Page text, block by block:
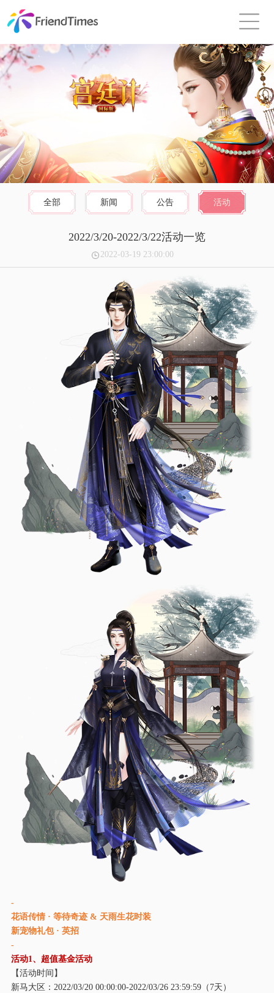
全部 新闻 公告 活动
2022/3/20-2022/3/22活动一览
2022-03-19 23:00:00
-
花语传情 · 等待奇迹 & 天雨生花时装
新宠物礼包 · 英招
-
活动1、超值基金活动
【活动时间】
新马大区： 2022/03/20 00:00:00-2022/03/2623:59:59（7天）